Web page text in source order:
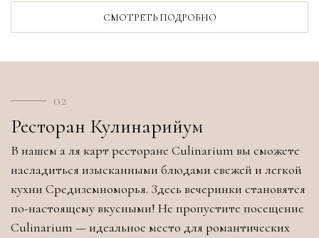
СМОТРЕТЬ ПОДРОБНО
02
Ресторан Кулинарийум
В нашем а ля карт ресторане Culinarium вы сможете
насладиться изысканными блюдами свежей и легкой
кухни Средиземноморья. Здесь вечеринки становятся
по-настоящему вкусными! Не пропустите посещение
Culinarium — идеальное место для романтических